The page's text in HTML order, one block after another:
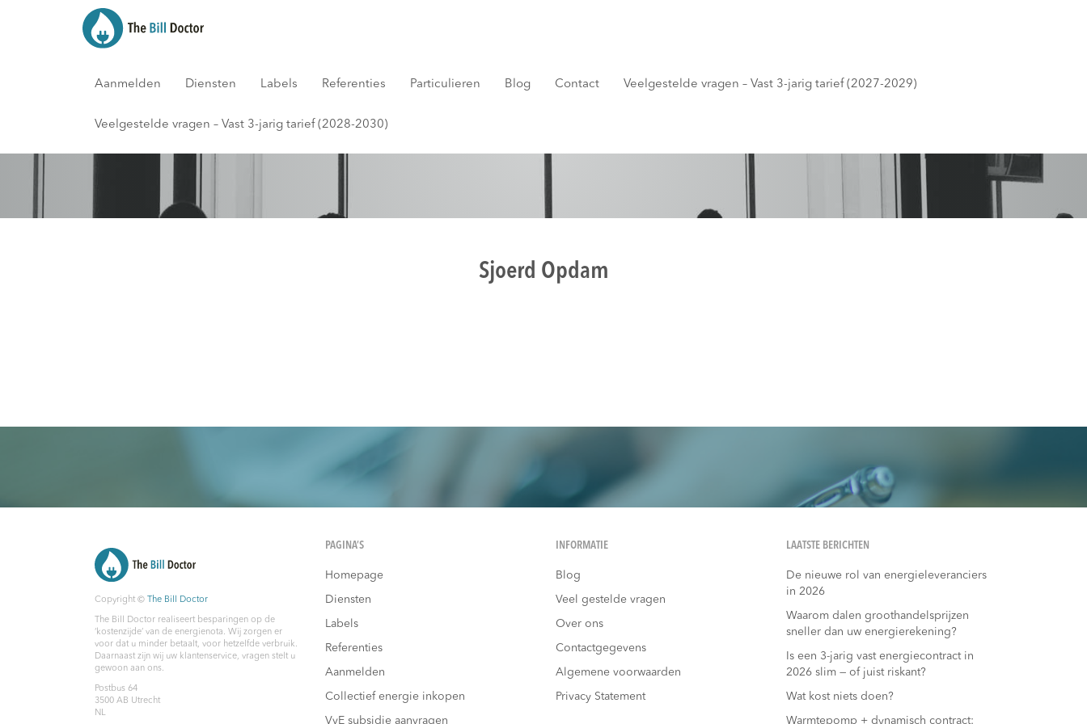
Aanmelden Diensten Labels Referenties Particulieren Blog Contact Veelgestelde vragen – Vast 3-jarig tarief (2027-2029)
Veelgestelde vragen – Vast 3-jarig tarief (2028-2030)
Blog
Sjoerd Opdam
Copyright © The Bill Doctor
The Bill Doctor realiseert besparingen op de
‘kostenzijde’ van de energienota. Wij zorgen er
voor dat u minder betaalt, voor hetzelfde verbruik.
Daarnaast zijn wij uw klantenservice, vragen stelt u
gewoon aan ons.
Postbus 64
3500 AB Utrecht
NL
PAGINA’S
Homepage
Diensten
Labels
Referenties
Aanmelden
Collectief energie inkopen
VvE subsidie aanvragen
INFORMATIE
Blog
Veel gestelde vragen
Over ons
Contactgegevens
Algemene voorwaarden
Privacy Statement
LAATSTE BERICHTEN
De nieuwe rol van energieleveranciers
in 2026
Waarom dalen groothandelsprijzen
sneller dan uw energierekening?
Is een 3-jarig vast energiecontract in
2026 slim — of juist riskant?
Wat kost niets doen?
Warmtepomp + dynamisch contract: